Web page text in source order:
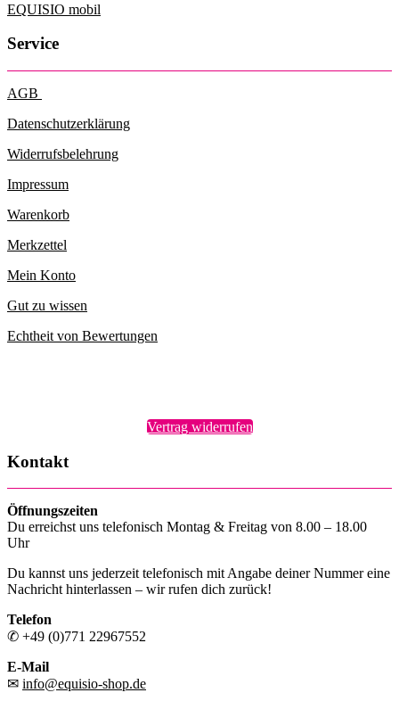
EQUISIO mobil
Service
AGB
Datenschutzerklärung
Widerrufsbelehrung
Impressum
Warenkorb
Merkzettel
Mein Konto
Gut zu wissen
Echtheit von Bewertungen
Vertrag widerrufen
Kontakt
Öffnungszeiten
Du erreichst uns telefonisch Montag & Freitag von 8.00 – 18.00
Uhr
Du kannst uns jederzeit telefonisch mit Angabe deiner Nummer eine
Nachricht hinterlassen – wir rufen dich zurück!
Telefon
✆ +49 (0)771 22967552
E-Mail
✉ info@equisio-shop.de